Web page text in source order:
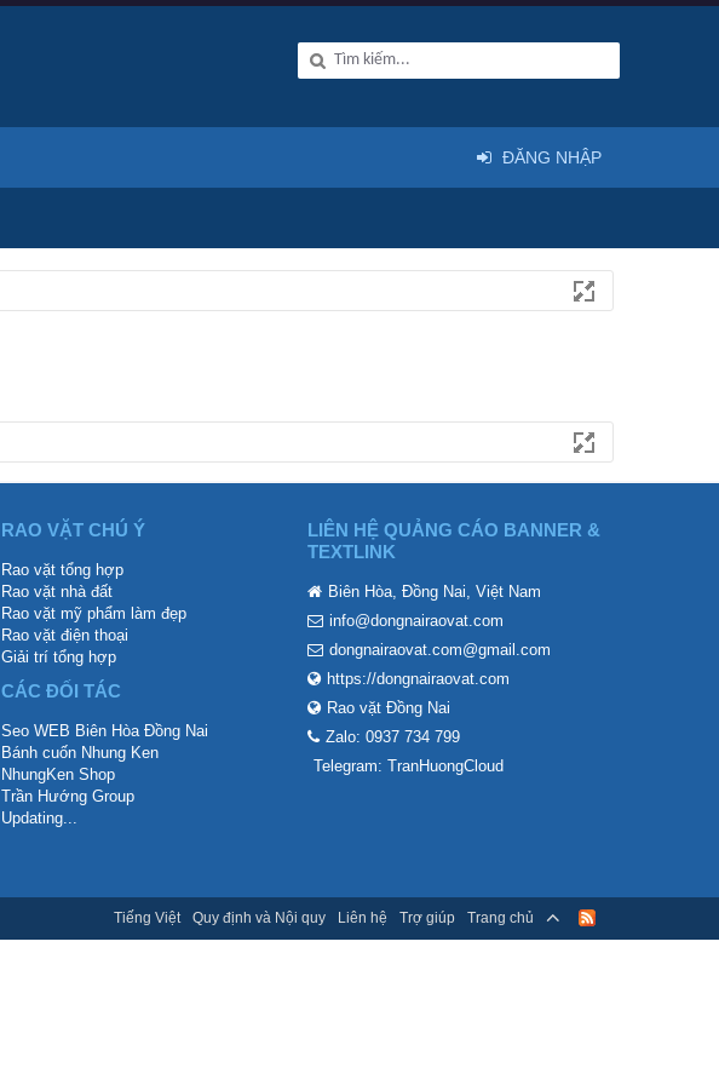
ĐĂNG NHẬP
RAO VẶT CHÚ Ý
Rao vặt tổng hợp
Rao vặt nhà đất
Rao vặt mỹ phẩm làm đẹp
Rao vặt điện thoại
Giải trí tổng hợp
CÁC ĐỐI TÁC
Seo WEB Biên Hòa Đồng Nai
Bánh cuốn Nhung Ken
NhungKen Shop
Trần Hướng Group
Updating...
LIÊN HỆ QUẢNG CÁO BANNER &
TEXTLINK
Biên Hòa, Đồng Nai, Việt Nam
info@dongnairaovat.com
dongnairaovat.com@gmail.com
https://dongnairaovat.com
Rao vặt Đồng Nai
Zalo: 0937 734 799
Telegram: TranHuongCloud
Tiếng Việt Quy định và Nội quy Liên hệ Trợ giúp Trang chủ